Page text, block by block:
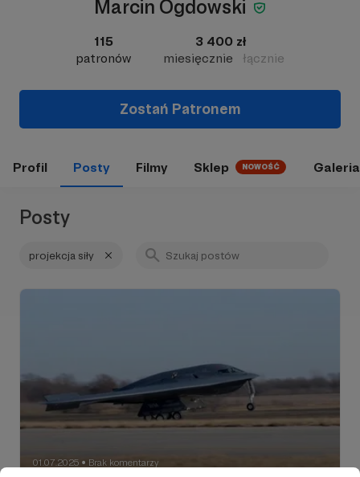
Marcin Ogdowski
115
patronów
3 400 zł
miesięcznie
łącznie
Zostań Patronem
Profil Posty Filmy Sklep NOWOŚĆ Galeria
Posty
projekcja siły
01.07.2025 ● Brak komentarzy